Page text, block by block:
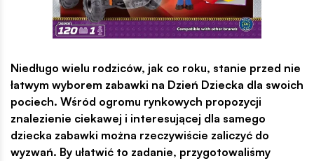
Niedługo wielu rodziców, jak co roku, stanie przed nie
łatwym wyborem zabawki na Dzień Dziecka dla swoich
pociech. Wśród ogromu rynkowych propozycji
znalezienie ciekawej i interesującej dla samego
dziecka zabawki można rzeczywiście zaliczyć do
wyzwań. By ułatwić to zadanie, przygotowaliśmy